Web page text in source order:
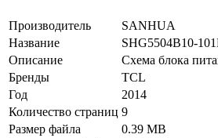
Производитель
SANHUA
Название
SHG5504B10-
Описание
Схема блока
Бренды
TCL
Год
2014
Количество страниц 9
Размер файла
0.39 MB